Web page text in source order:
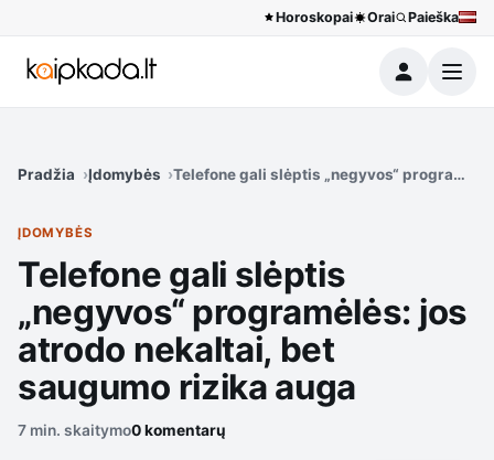
Horoskopai Orai Paieška
Meniu
Pradžia Įdomybės Telefone gali slėptis „negyvos“
ĮDOMYBĖS
Telefone gali slėptis
„negyvos“ programėlės: jos
atrodo nekaltai, bet
saugumo rizika auga
7 min. skaitymo0 komentarų